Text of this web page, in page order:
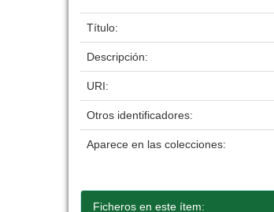
Título:
Descripción:
URI:
Otros identificadores:
Aparece en las colecciones:
Ficheros en este ítem: